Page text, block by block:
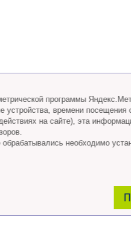
программы
времени посещения
на сайте), эта
необходимо